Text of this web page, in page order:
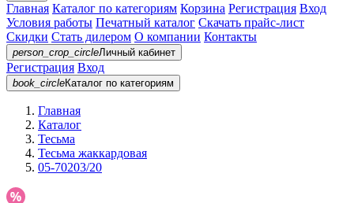
Главная Каталог по категориям Корзина Регистрация Вход
Условия работы Печатный каталог Скачать прайс-лист
Скидки Стать дилером О компании Контакты
person_crop_circleЛичный кабинет
Регистрация Вход
book_circleКаталог по категориям
Главная
Каталог
Тесьма
Тесьма жаккардовая
05-70203/20